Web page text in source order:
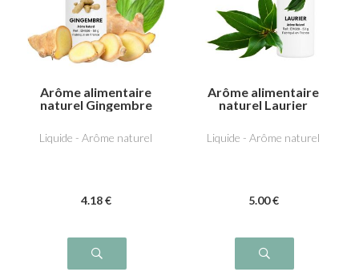
Arôme alimentaire
naturel Gingembre
Liquide - Arôme naturel
4.18 €
Arôme alimentaire
naturel Laurier
Liquide - Arôme naturel
5.00 €